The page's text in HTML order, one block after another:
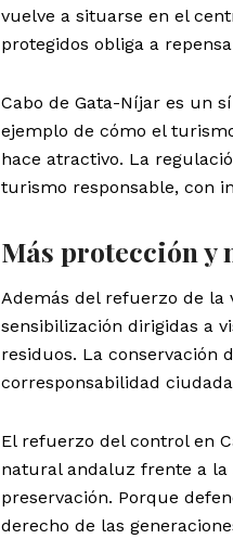
vuelve a situarse en el
protegidos obliga a
Cabo de Gata-Níjar es un
ejemplo de cómo el
hace atractivo. La
turismo responsable, con
Más protección y
Además del refuerzo de la
sensibilización dirigidas a
residuos. La conservación
corresponsabilidad
El refuerzo del control en
natural andaluz frente a
preservación. Porque
derecho de las